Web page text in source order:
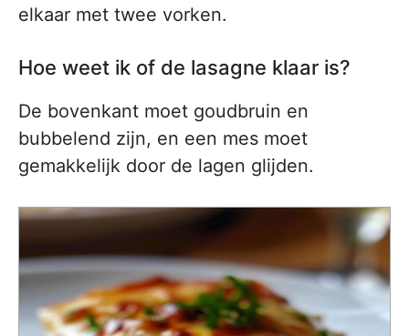
elkaar met twee vorken.
Hoe weet ik of de lasagne klaar is?
De bovenkant moet goudbruin en
bubbelend zijn, en een mes moet
gemakkelijk door de lagen glijden.